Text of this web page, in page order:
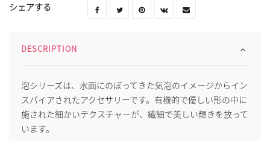
シェアする
DESCRIPTION
泡シリーズは、水面にのぼってきた気泡のイメージからイン
スパイアされたアクセサリーです。有機的で優しい形の中に
施された細かいテクスチャーが、繊細で美しい輝きを放って
います。